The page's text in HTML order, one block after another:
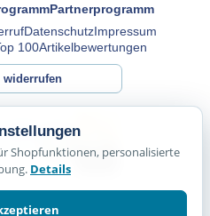
Partnerprogramm
DatenschutzImpressum
100Artikelbewertungen
widerrufen
Shopfunktionen, personalisierte
Details